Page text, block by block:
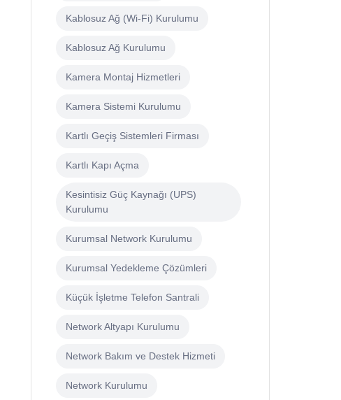
Kablosuz Ağ (Wi-Fi) Kurulumu
Kablosuz Ağ Kurulumu
Kamera Montaj Hizmetleri
Kamera Sistemi Kurulumu
Kartlı Geçiş Sistemleri Firması
Kartlı Kapı Açma
Kesintisiz Güç Kaynağı (UPS)
Kurulumu
Kurumsal Network Kurulumu
Kurumsal Yedekleme Çözümleri
Küçük İşletme Telefon Santrali
Network Altyapı Kurulumu
Network Bakım ve Destek Hizmeti
Network Kurulumu